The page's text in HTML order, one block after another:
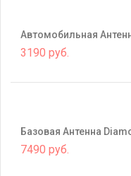
Автомобильная
3190 руб.
Базовая Антенна
7490 руб.